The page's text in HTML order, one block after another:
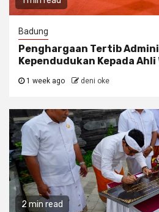
Badung
Penghargaan Tertib
Kependudukan Kepada Ahli
1 week ago deni oke
2 min read